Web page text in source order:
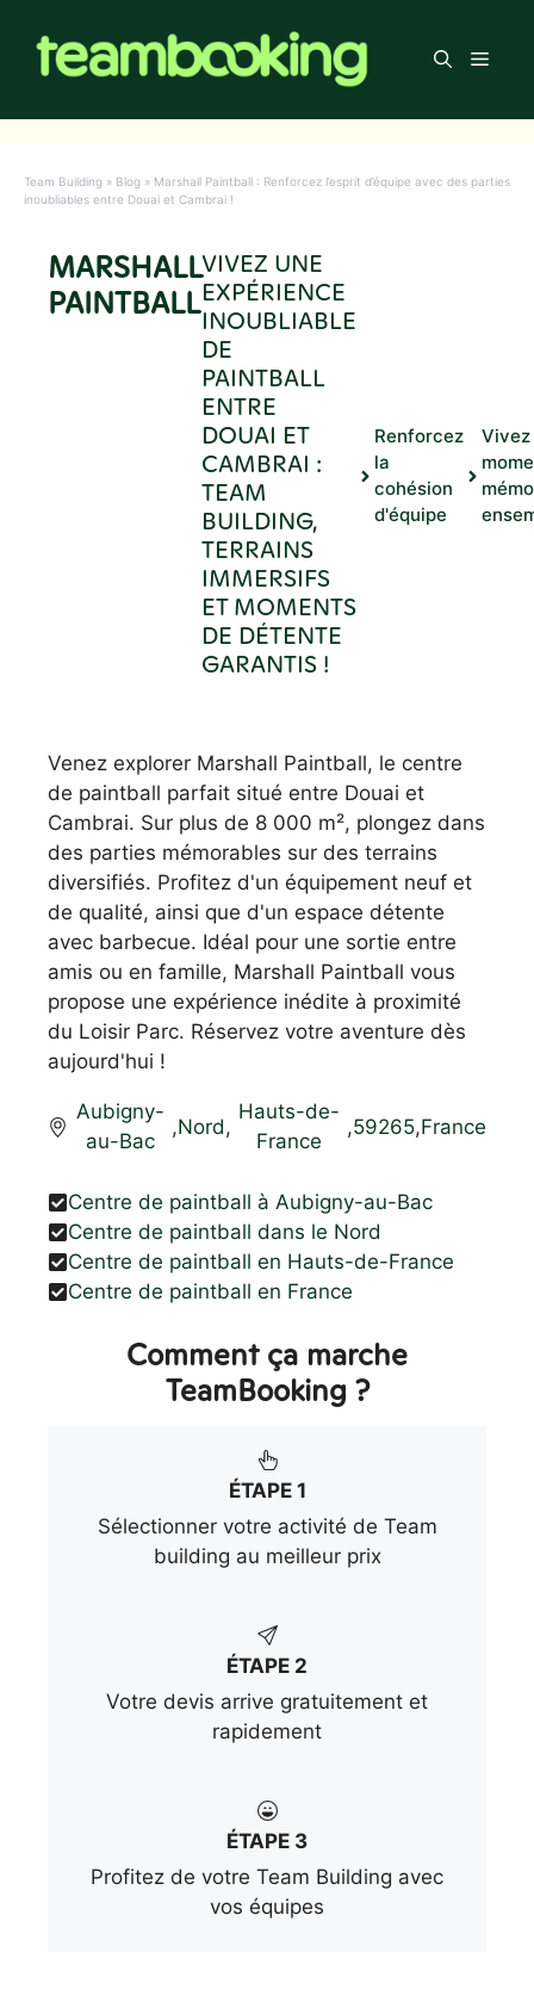
contenu
Menu
Team Building » Blog » Marshall Paintball : Renforcez l’esprit d’équipe avec des parties
inoubliables entre Douai et Cambrai !
MARSHALL
PAINTBALL
VIVEZ UNE
EXPÉRIENCE
INOUBLIABLE
DE
PAINTBALL
ENTRE
DOUAI ET
CAMBRAI :
TEAM
BUILDING,
TERRAINS
IMMERSIFS
ET MOMENTS
DE DÉTENTE
GARANTIS !
Renforcez
la
cohésion
d'équipe
Vivez
Venez explorer Marshall Paintball, le centre
de paintball parfait situé entre Douai et
Cambrai. Sur plus de 8 000 m², plongez dans
des parties mémorables sur des terrains
diversifiés. Profitez d'un équipement neuf et
de qualité, ainsi que d'un espace détente
avec barbecue. Idéal pour une sortie entre
amis ou en famille, Marshall Paintball vous
propose une expérience inédite à proximité
du Loisir Parc. Réservez votre aventure dès
aujourd'hui !
Aubigny-
au-Bac
,Nord,
Hauts-de-
France
,59265,France
Centre de paintball à Aubigny-au-Bac
Centre de paintball dans le Nord
Centre de paintball en Hauts-de-France
Centre de paintball en France
Comment ça marche
TeamBooking ?
ÉTAPE 1
Sélectionner votre activité de Team
building au meilleur prix
ÉTAPE 2
Votre devis arrive gratuitement et
rapidement
ÉTAPE 3
Profitez de votre Team Building avec
vos équipes